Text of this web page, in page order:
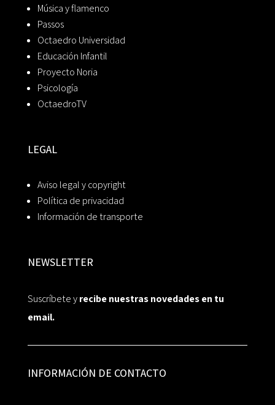
Música y flamenco
Passos
Octaedro Universidad
Educación Infantil
Proyecto Noria
Psicología
OctaedroTV
LEGAL
Aviso legal y copyright
Política de privacidad
Información de transporte
NEWSLETTER
Suscríbete yrecibe nuestras novedades en tu
email.
INFORMACIÓN DE CONTACTO